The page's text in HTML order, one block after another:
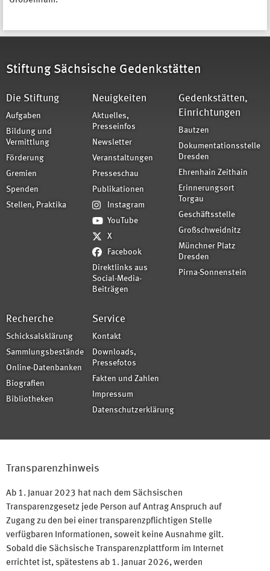
Stiftung Sächsische Gedenkstätten
Die Stiftung
Aufgaben
Bildung und
Vermittlung
Förderung
Gremien
Spenden
Stellen, Praktika
Neuigkeiten
Aktuelles,
Presseinfos
Newsletter
Veranstaltungen
Presseschau
Publikationen
Instagram
YouTube
X
Facebook
Direktlinks aus
Social-Media-
Beiträgen
Gedenkstätten,
Einrichtungen
Bautzen
Dokumentationsstelle
Dresden
Ehrenhain Zeithain
Erinnerungsort
Torgau
Geschäftsstelle
Großschweidnitz
Münchner Platz
Dresden
Pirna-Sonnenstein
Recherche
Schicksalsklärung
Sammlungsbestände
Online-Datenbanken
Biografien
Bibliotheken
Service
Kontakt
Downloads,
Pressefotos
Fakten und Zahlen
Impressum
Datenschutzerklärung
Transparenzhinweis
Ab 1. Januar 2023 hat nach dem Sächsischen
Transparenzgesetz jede Person auf Antrag Anspruch auf
Zugang zu den bei einer transparenzpflichtigen Stelle
verfügbaren Informationen, soweit keine Ausnahme gilt.
Sobald die Sächsische Transparenzplattform im Internet
errichtet ist, spätestens ab 1. Januar 2026, werden